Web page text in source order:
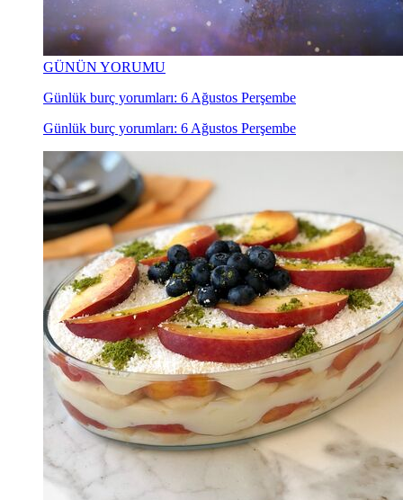
GÜNÜN YORUMU
Günlük burç yorumları: 6 Ağustos Perşembe
Günlük burç yorumları: 6 Ağustos Perşembe